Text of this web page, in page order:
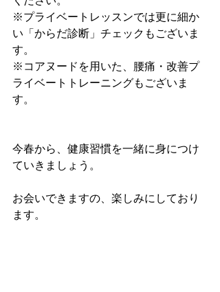
※プライベートレッスンでは更に細か
い「からだ診断」チェックもございま
す。
※コアヌードを用いた、腰痛・改善プ
ライベートトレーニングもございま
す。
今春から、健康習慣を一緒に身につけ
ていきましょう。
お会いできますの、楽しみにしており
ます。